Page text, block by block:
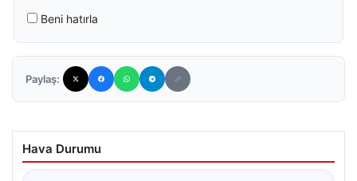
Beni hatırla
Paylaş:
Hava Durumu